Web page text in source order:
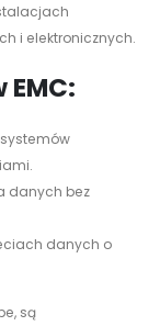
i elektronicznych.
danych bez
danych o
są